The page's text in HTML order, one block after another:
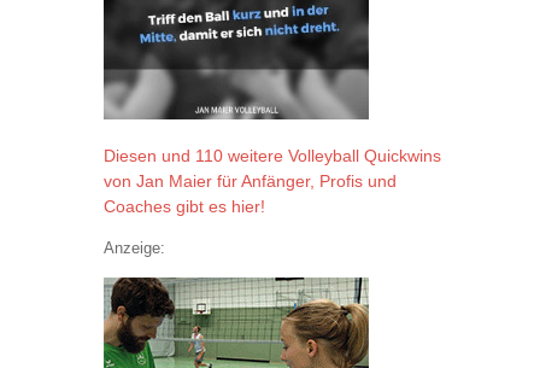
Diesen und 110 weitere Volleyball Quickwins
von Jan Maier für Anfänger, Profis und
Coaches gibt es hier!
Anzeige: